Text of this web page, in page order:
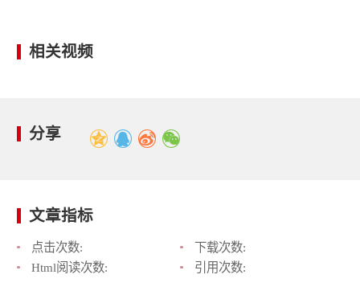
相关视频
分享
文章指标
点击次数:
下载次数:
Html阅读次数:
引用次数: